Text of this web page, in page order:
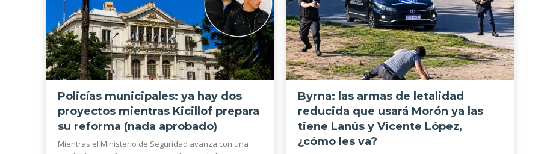
Policías municipales: ya hay dos
proyectos mientras Kicillof prepara
su reforma (nada aprobado)
Mientras el Ministerio de Seguridad avanza con una
Byrna: las armas de letalidad
reducida que usará Morón ya las
tiene Lanús y Vicente López,
¿cómo les va?